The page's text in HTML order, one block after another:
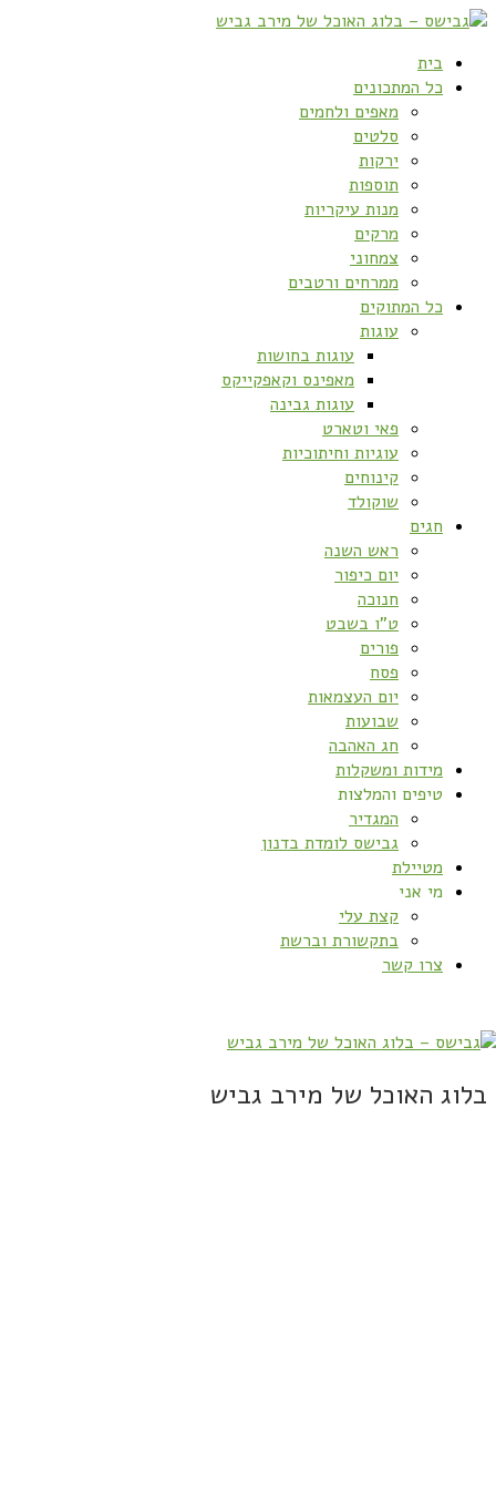
בית
כל המתכונים
מאפים ולחמים
סלטים
ירקות
תוספות
מנות עיקריות
מרקים
צמחוני
ממרחים ורטבים
כל המתוקים
עוגות
עוגות בחושות
מאפינס וקאפקייקס
עוגות גבינה
פאי וטארט
עוגיות וחיתוכיות
קינוחים
שוקולד
חגים
ראש השנה
יום כיפור
חנוכה
ט”ו בשבט
פורים
פסח
יום העצמאות
שבועות
חג האהבה
מידות ומשקלות
טיפים והמלצות
המגדיר
גבישס לומדת בדנון
מטיילת
מי אני
קצת עלי
בתקשורת וברשת
צרו קשר
בלוג האוכל של מירב גביש